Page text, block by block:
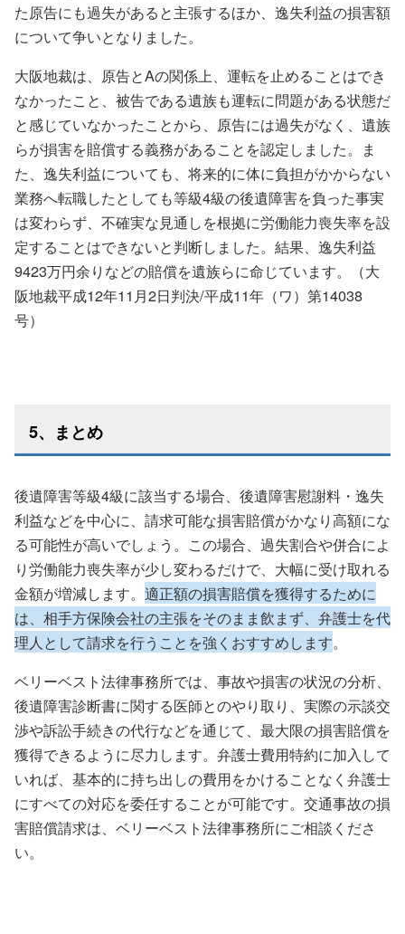
た原告にも過失があると主張するほか、逸失利益の損害額
について争いとなりました。
大阪地裁は、原告とAの関係上、運転を止めることはでき
なかったこと、被告である遺族も運転に問題がある状態だ
と感じていなかったことから、原告には過失がなく、遺族
らが損害を賠償する義務があることを認定しました。ま
た、逸失利益についても、将来的に体に負担がかからない
業務へ転職したとしても等級4級の後遺障害を負った事実
は変わらず、不確実な見通しを根拠に労働能力喪失率を設
定することはできないと判断しました。結果、逸失利益
9423万円余りなどの賠償を遺族らに命じています。（大
阪地裁平成12年11月2日判決/平成11年（ワ）第14038
号）
5、まとめ
後遺障害等級4級に該当する場合、後遺障害慰謝料・逸失
利益などを中心に、請求可能な損害賠償がかなり高額にな
る可能性が高いでしょう。この場合、過失割合や併合によ
り労働能力喪失率が少し変わるだけで、大幅に受け取れる
金額が増減します。 適正額の損害賠償を獲得するために
は、相手方保険会社の主張をそのまま飲まず、弁護士を代
理人として請求を行うことを強くおすすめします。
ベリーベスト法律事務所では、事故や損害の状況の分析、
後遺障害診断書に関する医師とのやり取り、実際の示談交
渉や訴訟手続きの代行などを通じて、最大限の損害賠償を
獲得できるように尽力します。弁護士費用特約に加入して
いれば、基本的に持ち出しの費用をかけることなく弁護士
にすべての対応を委任することが可能です。交通事故の損
害賠償請求は、ベリーベスト法律事務所にご相談くださ
い。